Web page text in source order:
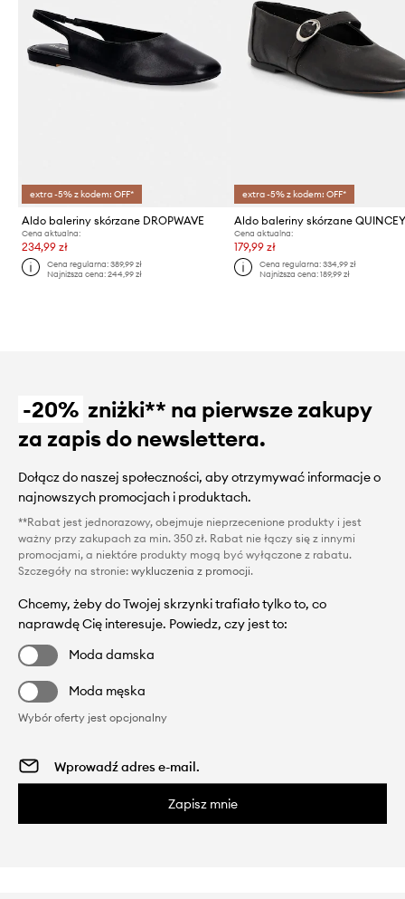
extra -5% z kodem: OFF*
Aldo baleriny skórzane DROPWAVE
Cena aktualna:
234,99 zł
Cena regularna:389,99 zł
Najniższa cena:244,99 zł
extra -5% z kodem: OFF*
Aldo baleriny skórzane
Cena aktualna:
179,99 zł
Cena regularna: 334,99 zł
Najniższa cena: 189,99 zł
-20% zniżki** na pierwsze zakupy
za zapis do newslettera.
Dołącz do naszej społeczności, aby otrzymywać informacje o
najnowszych promocjach i produktach.
**Rabat jest jednorazowy, obejmuje nieprzecenione produkty i jest
ważny przy zakupach za min. 350 zł. Rabat nie łączy się z innymi
promocjami, a niektóre produkty mogą być wyłączone z rabatu.
Szczegóły na stronie: wykluczenia z promocji.
Chcemy, żeby do Twojej skrzynki trafiało tylko to, co
naprawdę Cię interesuje. Powiedz, czy jest to:
Moda damska
Moda męska
Wybór oferty jest opcjonalny
Zapisz mnie